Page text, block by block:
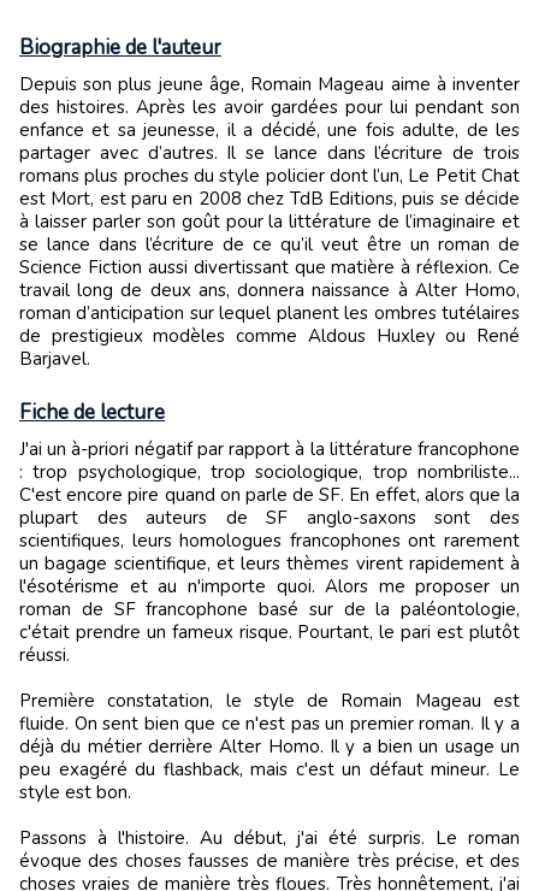
Biographie de l'auteur
Depuis son plus jeune âge, Romain Mageau aime à inventer
des histoires. Après les avoir gardées pour lui pendant son
enfance et sa jeunesse, il a décidé, une fois adulte, de les
partager avec d’autres. Il se lance dans l’écriture de trois
romans plus proches du style policier dont l’un, Le Petit Chat
est Mort, est paru en 2008 chez TdB Editions, puis se décide
à laisser parler son goût pour la littérature de l’imaginaire et
se lance dans l’écriture de ce qu’il veut être un roman de
Science Fiction aussi divertissant que matière à réflexion. Ce
travail long de deux ans, donnera naissance à Alter Homo,
roman d’anticipation sur lequel planent les ombres tutélaires
de prestigieux modèles comme Aldous Huxley ou René
Barjavel.
Fiche de lecture
J'ai un à-priori négatif par rapport à la littérature francophone
: trop psychologique, trop sociologique, trop nombriliste...
C'est encore pire quand on parle de SF. En effet, alors que la
plupart des auteurs de SF anglo-saxons sont des
scientifiques, leurs homologues francophones ont rarement
un bagage scientifique, et leurs thèmes virent rapidement à
l'ésotérisme et au n'importe quoi. Alors me proposer un
roman de SF francophone basé sur de la paléontologie,
c'était prendre un fameux risque. Pourtant, le pari est plutôt
réussi.
Première constatation, le style de Romain Mageau est
fluide. On sent bien que ce n'est pas un premier roman. Il y a
déjà du métier derrière Alter Homo. Il y a bien un usage un
peu exagéré du flashback, mais c'est un défaut mineur. Le
style est bon.
Passons à l'histoire. Au début, j'ai été surpris. Le roman
évoque des choses fausses de manière très précise, et des
choses vraies de manière très floues. Très honnêtement, j'ai